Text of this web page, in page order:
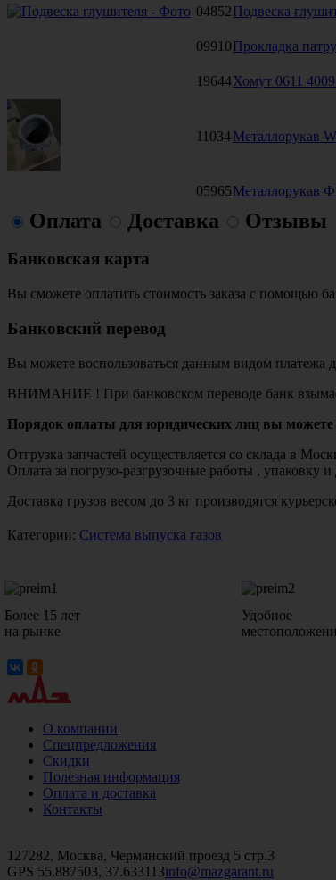
04852Подвеска
09910Прокладка
19644Хомут 0611
11034Металлорукав
05965Металлорукав
Оплата Доставка Отзывы
Банковская карта
Вы сможете оплатить стоимость заказа с помощью
Банковский перевод
Вы можете воспользоваться данным видом платежа
ВНИМАНИЕ ! При банковском переводе банк
Порядок оплаты для юридических лиц вы можете
Отгрузка запчастей осуществляется со склада в
Оплата за погрузо-разгрузочные работы , упаковку
Доставка грузов весом до 3 кг производятся
Категории: Система выпуска газов
Более 15 лет
на рынке
Удобное
О компании
Спецпредложения
Скидки
Полезная информация
Оплата и доставка
Контакты
127282, Москва, Чермянский проезд 5 стр.3
GPS 55.887503, 37.633113info@mazgarant.ru